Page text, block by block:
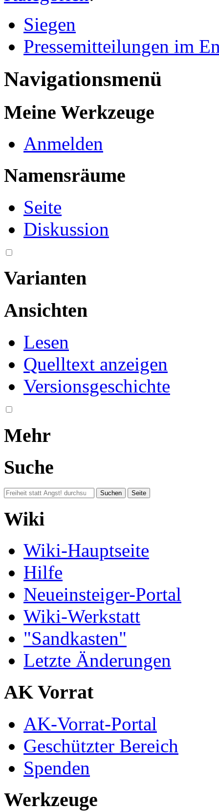
Siegen
Pressemitteilungen im
Navigationsmenü
Meine Werkzeuge
Anmelden
Namensräume
Seite
Diskussion
Varianten
Ansichten
Lesen
Quelltext anzeigen
Versionsgeschichte
Mehr
Suche
Wiki
Wiki-Hauptseite
Hilfe
Neueinsteiger-Portal
Wiki-Werkstatt
"Sandkasten"
Letzte Änderungen
AK Vorrat
AK-Vorrat-Portal
Geschützter Bereich
Spenden
Werkzeuge